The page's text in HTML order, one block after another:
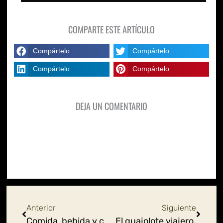
COMPARTE ESTE ARTÍCULO
Compártelo Compártelo
Compártelo Compártelo
DEJA UN COMENTARIO
Anterior Siguiente
El guajolote viajero.